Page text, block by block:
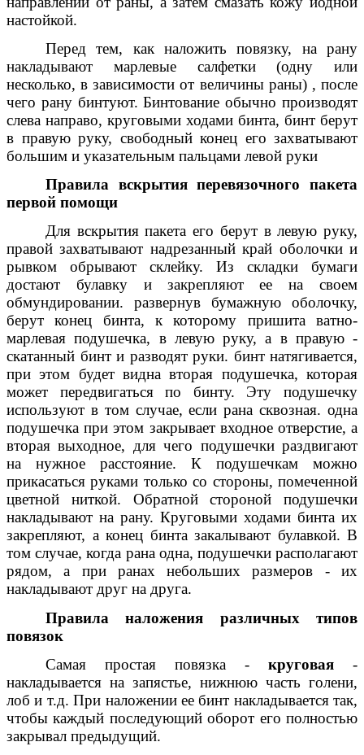
настойкой.
Перед тем, как наложить повязку, на рану
накладывают марлевые салфетки (одну или
несколько, в зависимости от величины раны) , после
чего рану бинтуют. Бинтование обычно производят
слева направо, круговыми ходами бинта, бинт берут
в правую руку, свободный конец его захватывают
большим и указательным пальцами левой руки
Правила вскрытия перевязочного пакета
первой помощи
Для вскрытия пакета его берут в левую руку,
правой захватывают надрезанный край оболочки и
рывком обрывают склейку. Из складки бумаги
достают булавку и закрепляют ее на своем
обмундировании. развернув бумажную оболочку,
берут конец бинта, к которому пришита ватно-
марлевая подушечка, в левую руку, а в правую -
скатанный бинт и разводят руки. бинт натягивается,
при этом будет видна вторая подушечка, которая
может передвигаться по бинту. Эту подушечку
используют в том случае, если рана сквозная. одна
подушечка при этом закрывает входное отверстие, а
вторая выходное, для чего подушечки раздвигают
на нужное расстояние. К подушечкам можно
прикасаться руками только со стороны, помеченной
цветной ниткой. Обратной стороной подушечки
накладывают на рану. Круговыми ходами бинта их
закрепляют, а конец бинта закалывают булавкой. В
том случае, когда рана одна, подушечки располагают
рядом, а при ранах небольших размеров - их
накладывают друг на друга.
Правила наложения различных типов
повязок
Самая простая повязка - круговая -
накладывается на запястье, нижнюю часть голени,
лоб и т.д. При наложении ее бинт накладывается так,
чтобы каждый последующий оборот его полностью
закрывал предыдущий.